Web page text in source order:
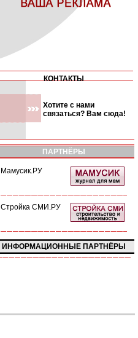
КОНТАКТЫ
Хотите с нами
связаться? Вам сюда!
ПАРТНЁРЫ
Мамусик.РУ
Стройка СМИ.РУ
ИНФОРМАЦИОННЫЕ ПАРТНЁРЫ